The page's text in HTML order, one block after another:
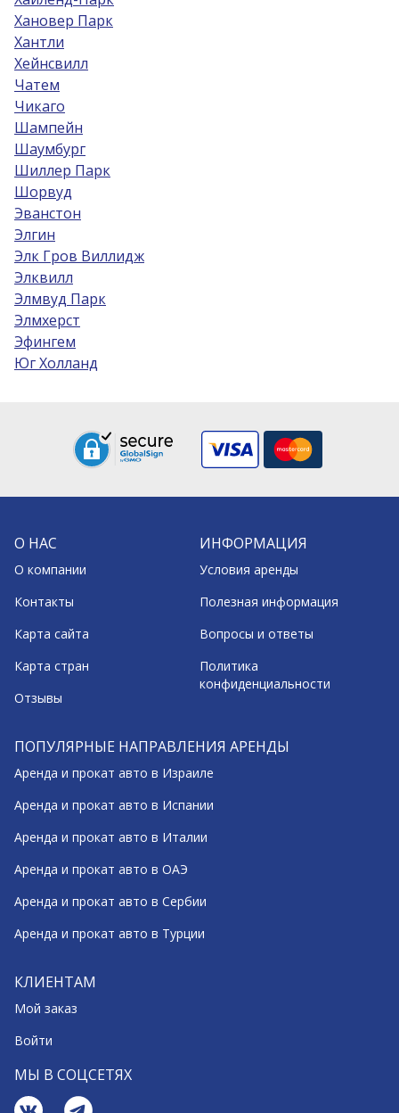
Хановер Парк
Хантли
Хейнсвилл
Чатем
Чикаго
Шампейн
Шаумбург
Шиллер Парк
Шорвуд
Эванстон
Элгин
Элк Гров Виллидж
Элквилл
Элмвуд Парк
Элмхерст
Эфингем
Юг Холланд
О НАС
О компании
Контакты
Карта сайта
Карта стран
Отзывы
ИНФОРМАЦИЯ
Условия аренды
Полезная информация
Вопросы и ответы
Политика
конфиденциальности
ПОПУЛЯРНЫЕ НАПРАВЛЕНИЯ АРЕНДЫ
Аренда и прокат авто в Израиле
Аренда и прокат авто в Испании
Аренда и прокат авто в Италии
Аренда и прокат авто в ОАЭ
Аренда и прокат авто в Сербии
Аренда и прокат авто в Турции
КЛИЕНТАМ
Мой заказ
Войти
МЫ В СОЦСЕТЯХ